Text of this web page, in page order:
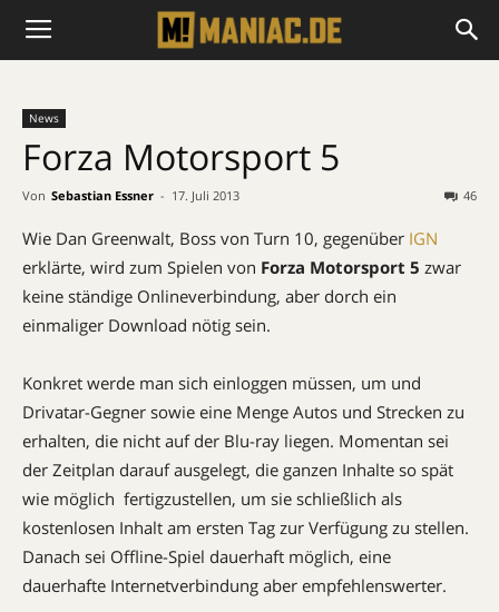
News
Forza Motorsport 5
Von Sebastian Essner - 17. Juli 2013 46
Wie Dan Greenwalt, Boss von Turn 10, gegenüber IGN
erklärte, wird zum Spielen von Forza Motorsport 5 zwar
keine ständige Onlineverbindung, aber dorch ein
einmaliger Download nötig sein.
Konkret werde man sich einloggen müssen, um und
Drivatar-Gegner sowie eine Menge Autos und Strecken zu
erhalten, die nicht auf der Blu-ray liegen. Momentan sei
der Zeitplan darauf ausgelegt, die ganzen Inhalte so spät
wie möglich fertigzustellen, um sie schließlich als
kostenlosen Inhalt am ersten Tag zur Verfügung zu stellen.
Danach sei Offline-Spiel dauerhaft möglich, eine
dauerhafte Internetverbindung aber empfehlenswerter.